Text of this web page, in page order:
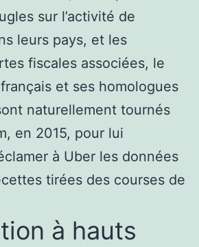
sur l’activité de
leurs pays, et les
fiscales associées, le
et ses homologues
naturellement tournés
en 2015, pour lui
à Uber les données
tirées des courses de
à hauts